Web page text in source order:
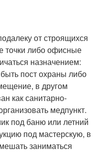
от строящихся
точки либо офисные
назначением:
пост охраны либо
в другом
как санитарно-
медпункт.
под баню или летний
под мастерскую, в
заниматься